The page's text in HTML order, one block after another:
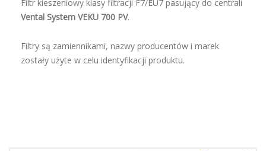
Filtr kieszeniowy klasy filtracji F7/EU7 pasujący do centrali
Vental System VEKU 700 PV.
Filtry są zamiennikami, nazwy producentów i marek
zostały użyte w celu identyfikacji produktu.